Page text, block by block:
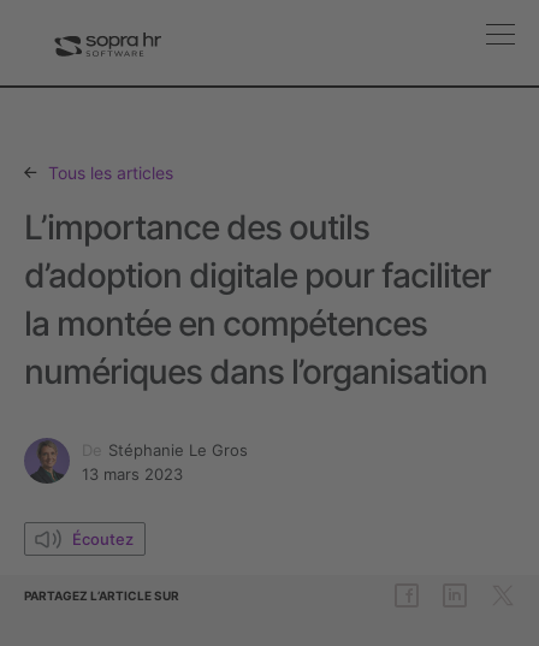
Tous les articles
L’importance des outils
d’adoption digitale pour faciliter
la montée en compétences
numériques dans l’organisation
Stéphanie Le Gros
13 mars 2023
Écoutez
PARTAGEZ L’ARTICLE SUR